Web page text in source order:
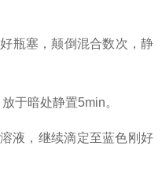
瓶塞，颠倒混合数次，静
于暗处静置5min。
液，继续滴定至蓝色刚好